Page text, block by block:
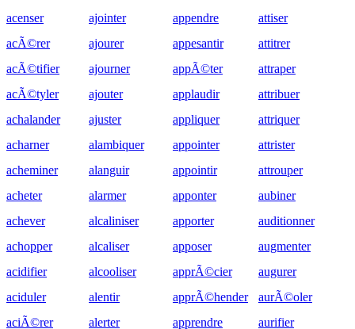
acenser
acÃ©rer
acÃ©tifier
acÃ©tyler
achalander
acharner
acheminer
acheter
achever
achopper
acidifier
aciduler
aciÃ©rer
ajointer
ajourer
ajourner
ajouter
ajuster
alambiquer
alanguir
alarmer
alcaliniser
alcaliser
alcooliser
alentir
alerter
appendre
appesantir
appÃ©ter
applaudir
appliquer
appointer
appointir
apponter
apporter
apposer
apprÃ©cier
apprÃ©hender
apprendre
attiser
attitrer
attraper
attribuer
attriquer
attrister
attrouper
aubiner
auditionner
augmenter
augurer
aurÃ©oler
aurifier